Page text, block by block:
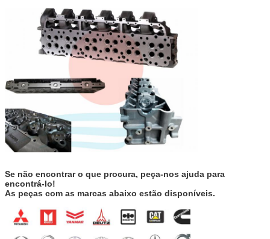
Se não encontrar o que procura, peça-nos ajuda para
encontrá-lo!
As peças com as marcas abaixo estão disponíveis.